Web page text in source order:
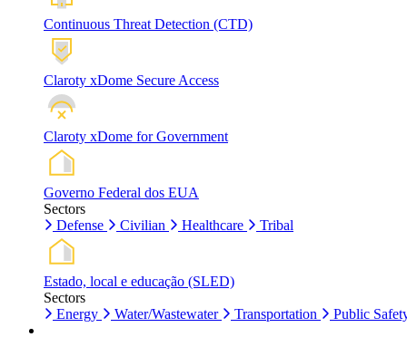
Continuous Threat Detection (CTD)
Claroty xDome Secure Access
Claroty xDome for Government
Governo Federal dos EUA
Sectors
Defense
Civilian Healthcare Tribal
Estado, local e educação (SLED)
Sectors
Energy
Water/Wastewater Transportation Public